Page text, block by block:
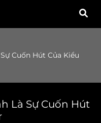
Cuốn Hút Của Kiểu
Là Sự Cuốn Hút